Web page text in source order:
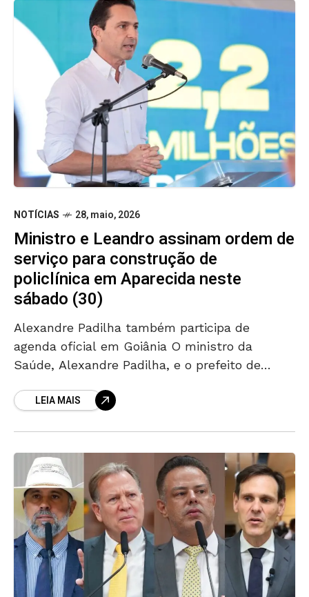
NOTÍCIAS 28, maio, 2026
Ministro e Leandro assinam ordem de
serviço para construção de
policlínica em Aparecida neste
sábado (30)
Alexandre Padilha também participa de
agenda oficial em Goiânia O ministro da
Saúde, Alexandre Padilha, e o prefeito de
neste sábado (30) a ordem
LEIA MAIS